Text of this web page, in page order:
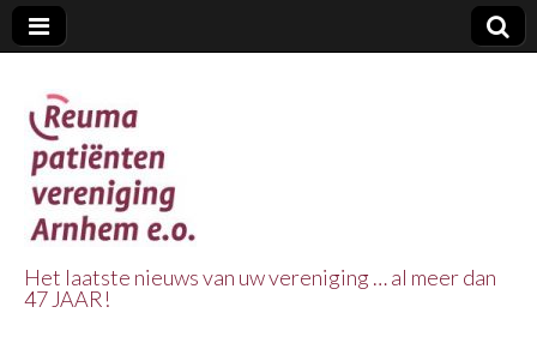
Het laatste nieuws van uw vereniging … al meer dan
47 JAAR!